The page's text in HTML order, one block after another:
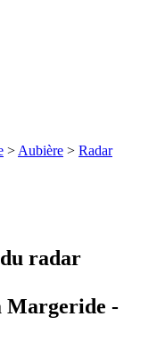
> Aubière > Radar
radar
Margeride -